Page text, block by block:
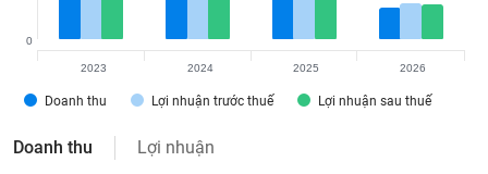
Doanh thu Lợi nhuận trước thuế Lợi nhuận sau thuế
0
2023 2024 2025 2026
Doanh thu Lợi nhuận